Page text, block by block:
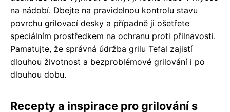
na nádobí. Dbejte na pravidelnou kontrolu stavu
povrchu grilovací desky a případně ji ošetřete
speciálním prostředkem na ochranu proti přilnavosti.
Pamatujte, že správná údržba grilu Tefal zajistí
dlouhou životnost a bezproblémové grilování i po
dlouhou dobu.
Recepty a inspirace pro grilování s